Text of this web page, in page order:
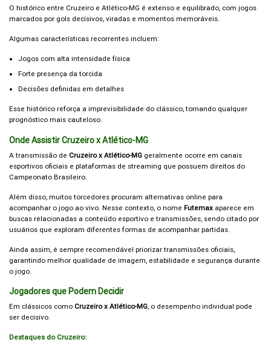
O histórico entre Cruzeiro e Atlético-MG é extenso e equilibrado, com jogos
marcados por gols decisivos, viradas e momentos memoráveis.
Algumas características recorrentes incluem:
Jogos com alta intensidade física
Forte presença da torcida
Decisões definidas em detalhes
Esse histórico reforça a imprevisibilidade do clássico, tornando qualquer
prognóstico mais cauteloso.
Onde Assistir Cruzeiro x Atlético-MG
A transmissão de Cruzeiro x Atlético-MG geralmente ocorre em canais
esportivos oficiais e plataformas de streaming que possuem direitos do
Campeonato Brasileiro.
Além disso, muitos torcedores procuram alternativas online para
acompanhar o jogo ao vivo. Nesse contexto, o nome Futemax aparece em
buscas relacionadas a conteúdo esportivo e transmissões, sendo citado por
usuários que exploram diferentes formas de acompanhar partidas.
Ainda assim, é sempre recomendável priorizar transmissões oficiais,
garantindo melhor qualidade de imagem, estabilidade e segurança durante
o jogo.
Jogadores que Podem Decidir
Em clássicos como Cruzeiro x Atlético-MG, o desempenho individual pode
ser decisivo.
Destaques do Cruzeiro: